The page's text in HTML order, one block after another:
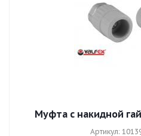
Муфта с накидной
Артикул: